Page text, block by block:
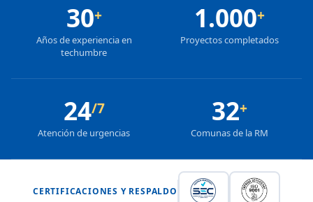
30+
Años de experiencia en
techumbre
1.000+
Proyectos completados
24/7
Atención de urgencias
32+
Comunas de la RM
CERTIFICACIONES Y RESPALDO